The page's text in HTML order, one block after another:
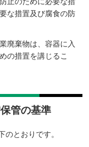
な措置及び腐食の防
廃棄物は、容器に入
の措置を講じるこ
管の基準
とおりです。